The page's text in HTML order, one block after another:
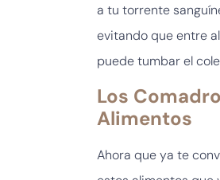
a tu torrente
evitando que entre
puede tumbar el
Los
Alimentos
Ahora que ya te